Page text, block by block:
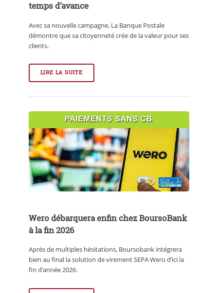
temps d’avance
Avec sa nouvelle campagne, La Banque Postale
démontre que sa citoyenneté crée de la valeur pour ses
clients.
LIRE LA SUITE
Wero débarquera enfin chez BoursoBank
à la fin 2026
Après de multiples hésitations, Boursobank intégrera
bien au final la solution de virement SEPA Wero d’ici la
fin d’année 2026.